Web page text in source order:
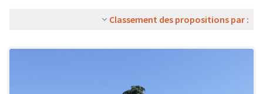
Classement des propositions par :